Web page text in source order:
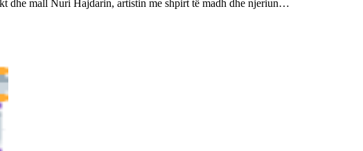
dhe mall Nuri Hajdarin, artistin me shpirt të madh dhe njeriun…